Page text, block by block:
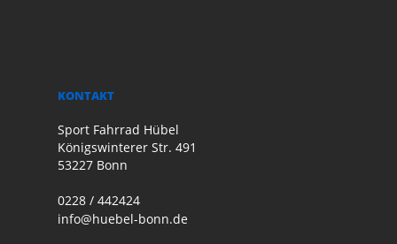
KONTAKT
Sport Fahrrad Hübel
Königswinterer Str. 491
53227 Bonn
0228 / 442424
info@huebel-bonn.de